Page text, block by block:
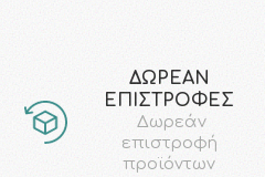
ΔΩΡΕΑΝ
ΕΠΙΣΤΡΟΦΕΣ
Δωρεάν
επιστροφή
προϊόντων